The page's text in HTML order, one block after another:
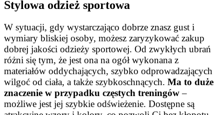
Stylowa odzież sportowa
W sytuacji, gdy wystarczająco dobrze znasz gust i
wymiary bliskiej osoby, możesz zaryzykować zakup
dobrej jakości odzieży sportowej. Od zwykłych ubrań
różni się tym, że jest ona na ogół wykonana z
materiałów oddychających, szybko odprowadzających
wilgoć od ciała, a także szybkoschnących. Ma to duże
znaczenie w przypadku częstych treningów–
możliwe jest jej szybkie odświeżenie. Dostępne są